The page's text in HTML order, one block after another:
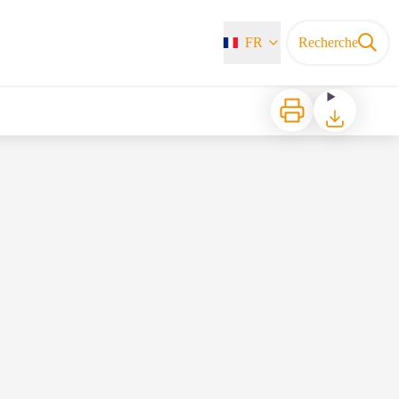
FR Recherche
Imprimer Télécharger